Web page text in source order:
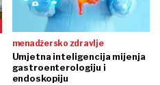
menadžersko zdravlje
Umjetna inteligencija mijenja
gastroenterologiju i
endoskopiju